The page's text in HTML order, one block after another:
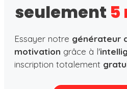
seulement 5
Essayer notre générateur
motivation grâce à l'
inscription totalement